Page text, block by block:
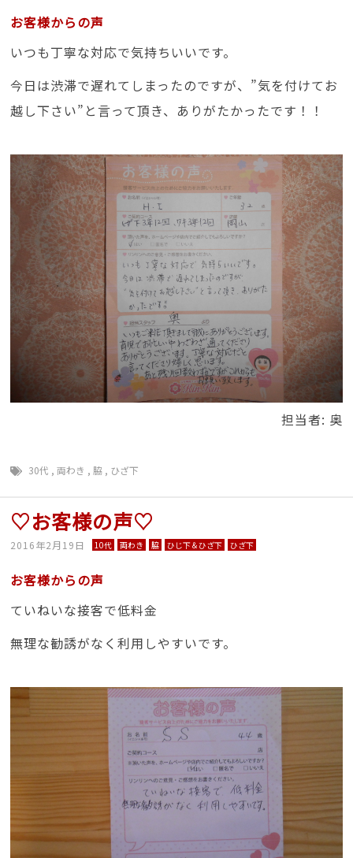
お客様からの声
いつも丁寧な対応で気持ちいいです。
今日は渋滞で遅れてしまったのですが、”気を付けてお
越し下さい”と言って頂き、ありがたかったです！！
担当者: 奥
30代 ,両わき ,脇 , ひざ下
♡お客様の声♡
2016年2月19日 10代 両わき 脇 ひじ下＆ひざ下 ひざ下
お客様からの声
ていねいな接客で低料金
無理な勧誘がなく利用しやすいです。